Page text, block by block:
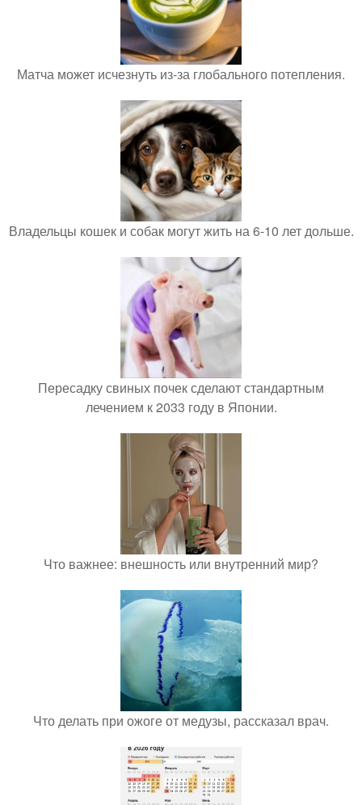
Матча может исчезнуть из-за глобального потепления.
Владельцы кошек и собак могут жить на 6-10 лет дольше.
Пересадку свиных почек сделают стандартным
лечением к 2033 году в Японии.
Что важнее: внешность или внутренний мир?
Что делать при ожоге от медузы, рассказал врач.